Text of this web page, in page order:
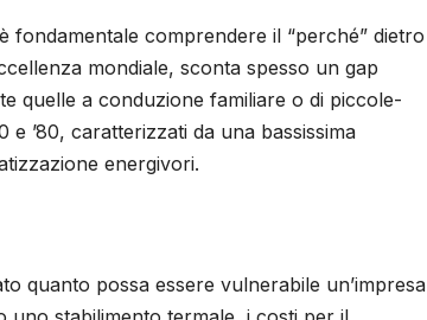
fondamentale comprendere il “perché” dietro
mondiale, sconta spesso un gap
quelle a conduzione familiare o di piccole-
e ’80, caratterizzati da una bassissima
energivori.
quanto possa essere vulnerabile un’impresa